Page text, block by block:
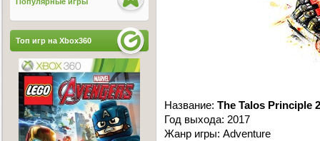
Название: The Talos Principle 2
Год выхода: 2017
Жанр игры: Adventure
Топ игр на Xbox360